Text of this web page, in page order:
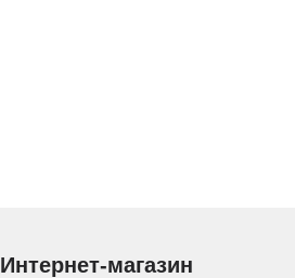
Интернет-магазин